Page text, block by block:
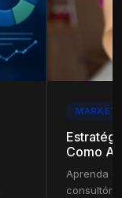
Como
Aprenda